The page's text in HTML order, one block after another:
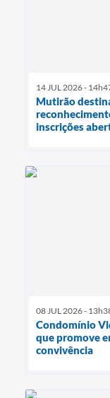
14 JUL 2026 -
Mutirão
inscrições
08 JUL 2026 -
Condomínio
que promove
convivência